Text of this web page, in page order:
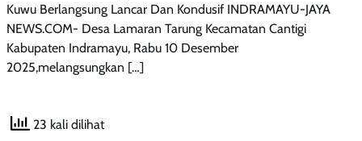
Kuwu Berlangsung Lancar Dan Kondusif INDRAMAYU-JAYA
NEWS.COM- Desa Lamaran Tarung Kecamatan Cantigi
Kabupaten Indramayu, Rabu 10 Desember
2025,melangsungkan […]
23 kali dilihat